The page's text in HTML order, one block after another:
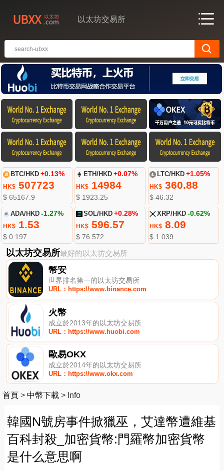
以太坊交易所
BTC/HKD +0.13%
HK$507723
$ 65167.9
ETH/HKD +0.07%
HK$ 14984
$ 1923.25
LTC/HKD +1.05%
HK$360.88
$ 46.32
ADA/HKD -1.27%
HK$1.53
$ 0.197
SOL/HKD +0.28%
HK$ 596.57
$ 76.572
XRP/HKD -0.62%
HK$8.09
$ 1.039
以太坊交易所最好的以太坊交易所
幣安
世界排名第一的以太坊交易所
URL：https://www.binance.com
火幣
成立於2013年的以太坊交易所
URL：https://www.huobi.com
歐易OKX
成立於2014年的以太坊交易所
URL：https://www.okx.com
首頁 > 中幣下載 > Info
韓國N號房事件掀獵巫，艾達幣遭維基
百科封殺_加密貨幣:門羅幣加密貨幣
是什么意思啊